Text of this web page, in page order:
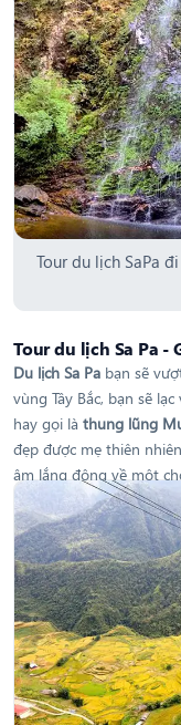
dòng thác giống hình
mỏng chảy ở hai bên
dưới chân thác, con
hai bên bờ là những
trúc gai…
Tour du lịch SaPa
Tour du lịch Sa Pa
Du lịch Sa Pa bạn sẽ
vùng Tây Bắc, bạn sẽ
hay gọi là thung lũng
đẹp được mẹ thiên
âm lắng động về một
Mường Hoa với nhiều
ruộng bậc thang tựa
nhưng cực kỳ cuốn hút
lên mình chiếc áo mới.